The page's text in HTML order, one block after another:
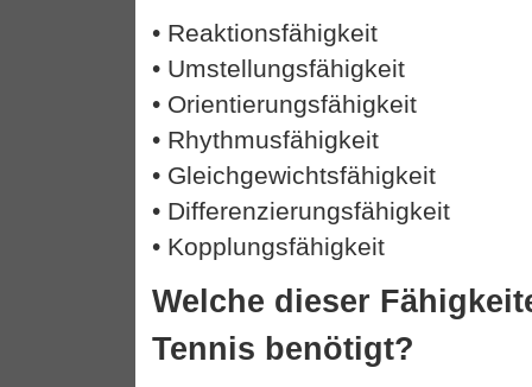
• Reaktionsfähigkeit
• Umstellungsfähigkeit
• Orientierungsfähigkeit
• Rhythmusfähigkeit
• Gleichgewichtsfähigkeit
• Differenzierungsfähigkeit
• Kopplungsfähigkeit
Welche dieser
Tennis benötigt?